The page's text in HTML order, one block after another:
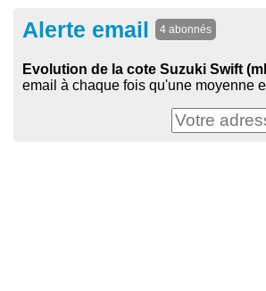
Alerte email 4 abonnés
Evolution de la cote Suzuki Swift
email à chaque fois qu'une moyenne